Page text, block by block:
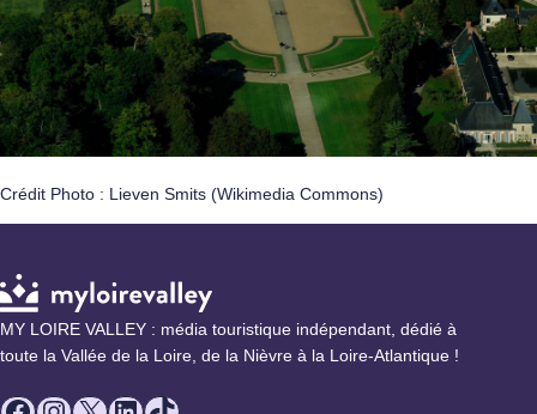
Crédit Photo : Lieven Smits (Wikimedia Commons)
MY LOIRE VALLEY : média touristique indépendant, dédié à
toute la Vallée de la Loire, de la Nièvre à la Loire-Atlantique !